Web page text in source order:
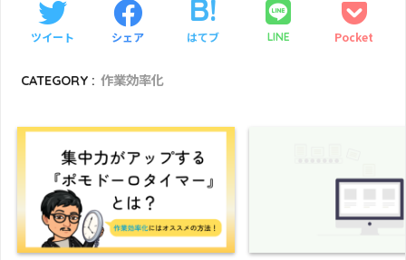
ツイート シェア はてブ LINE Pocket
CATEGORY : 作業効率化